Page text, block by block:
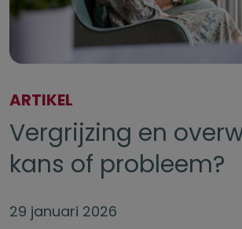
ARTIKEL
Vergrijzing en
kans of probleem?
29 januari 2026